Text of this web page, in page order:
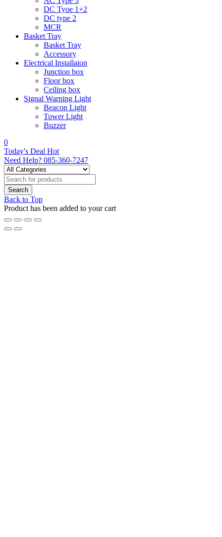
DC Tyoe 1+2
DC type 2
MCR
Basket Tray
Basket Tray
Accessory
Electrical Installaion
Junction box
Floor box
Ceiling box
Signal Warning Light
Beacon Light
Tower Light
Buzzer
0
Today's Deal Hot
Need Help? 085-360-7247
Back to Top
Product has been added to your cart